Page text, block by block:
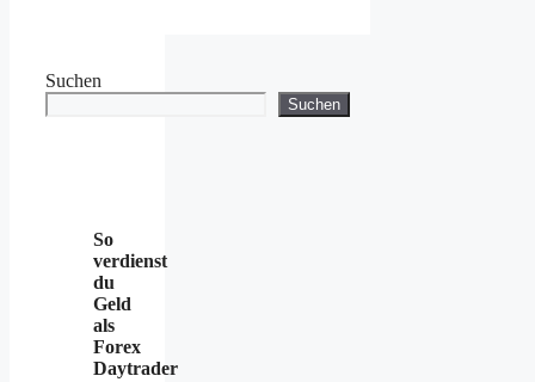
Suchen
Suchen
So
verdienst
du
Geld
als
Forex
Daytrader